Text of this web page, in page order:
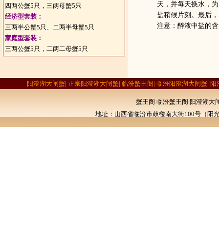
四两公蟹5只，三两母蟹5只
经济型套装：
三两半公蟹5只、二两半母蟹5只
家庭型套装：
三两公蟹5只，二两二母蟹5只
天，并每天换水，
盐稍候片刻。最后
注意：醉液中盐的
阳澄湖大闸蟹| 正宗阳澄湖大闸蟹| 临汾蟹王阁| 临汾阳澄湖大闸蟹|
蟹王阁 临汾蟹王阁 阳澄湖大
地址：山西省临汾市鼓楼南大街100号（阳